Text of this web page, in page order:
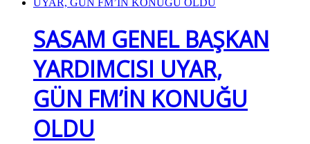
SASAM GENEL BAŞKAN
YARDIMCISI UYAR,
GÜN FM’İN KONUĞU
OLDU